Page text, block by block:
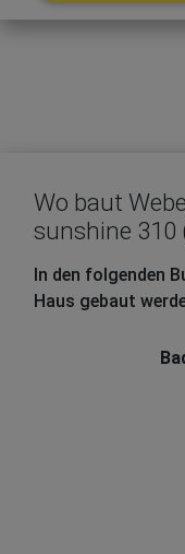
Wo baut
sunshine 310
In den folgenden
Haus gebaut